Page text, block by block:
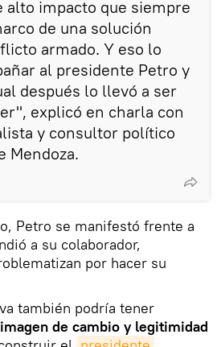
alto impacto que siempre
de una solución
armado. Y eso lo
al presidente Petro y
después lo llevó a ser
explicó en charla con
y consultor político
Mendoza.
Petro se manifestó frente a
a su colaborador,
por hacer su
también podría tener
imagen de cambio y legitimidad